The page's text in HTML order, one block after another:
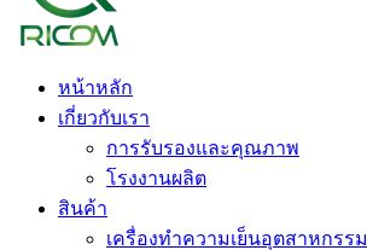
หน้าหลัก
เกี่ยวกับเรา
การรับรองและคุณภาพ
โรงงานผลิต
สินค้า
เครื่องทำความเย็นอุตสาหกรรม